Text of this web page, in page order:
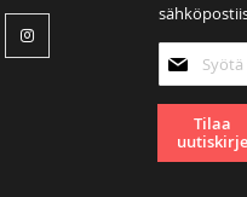
Tilaa
uutiskirje